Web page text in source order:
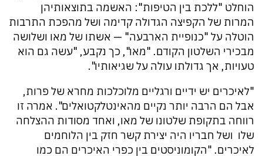
הוחלט "ללכת בין הטיפות": האשמה בתוצאותיהן
המרות של הקפיצה הגדולה קדימה ושל מהפכת התרבות
הוטלה על "כנופיית הארבעה" — אשתו של מאו ושלושה
מבכירי השלטון הקודם. "מאו", כך נקבע, "עשה גם הוא
טעויות, אך גדולתו עולה על שגיאותיו".
"לאיכרים יש ידיים ורגליים מלוכלכות מחרא של פרות,
אבל הם הרבה יותר נקיים מהאינטלקטואלים". אמרה זו
רווחה בתקופת שלטונו של מאו, ואחד מסודות ההצלחה
שלו ושל חבריו היה יצירת קשר חזק בין הלוחמים
לאיכרים. "הקומוניסטים בין כפרי האיכרים הם כמו